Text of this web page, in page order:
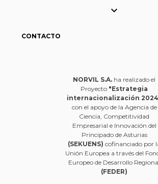

CONTACTO
NORVIL S.A. ha realizado el
Proyecto "Estrategia
internacionalización
con el apoyo de la Agencia de
Ciencia, Competitividad
Empresarial e Innovación del
Principado de Asturias
(SEKUENS) cofinanciado por
Unión Europea a través del
Europeo de Desarrollo
(FEDER)